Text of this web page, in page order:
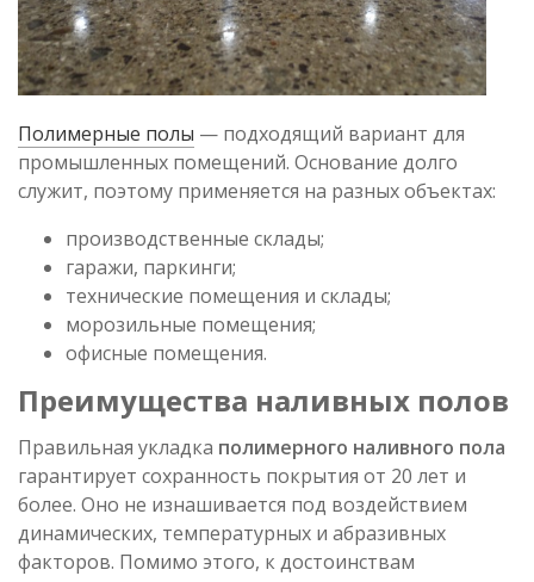
Полимерные полы — подходящий вариант для
промышленных помещений. Основание долго
служит, поэтому применяется на разных объектах:
производственные склады;
гаражи, паркинги;
технические помещения и склады;
морозильные помещения;
офисные помещения.
Преимущества наливных полов
Правильная укладка полимерного наливного пола
гарантирует сохранность покрытия от 20 лет и
более. Оно не изнашивается под воздействием
динамических, температурных и абразивных
факторов. Помимо этого, к достоинствам